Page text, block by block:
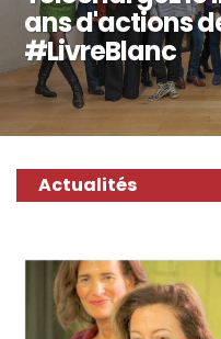
ans d'actions
#LivreBlanc
Actualités